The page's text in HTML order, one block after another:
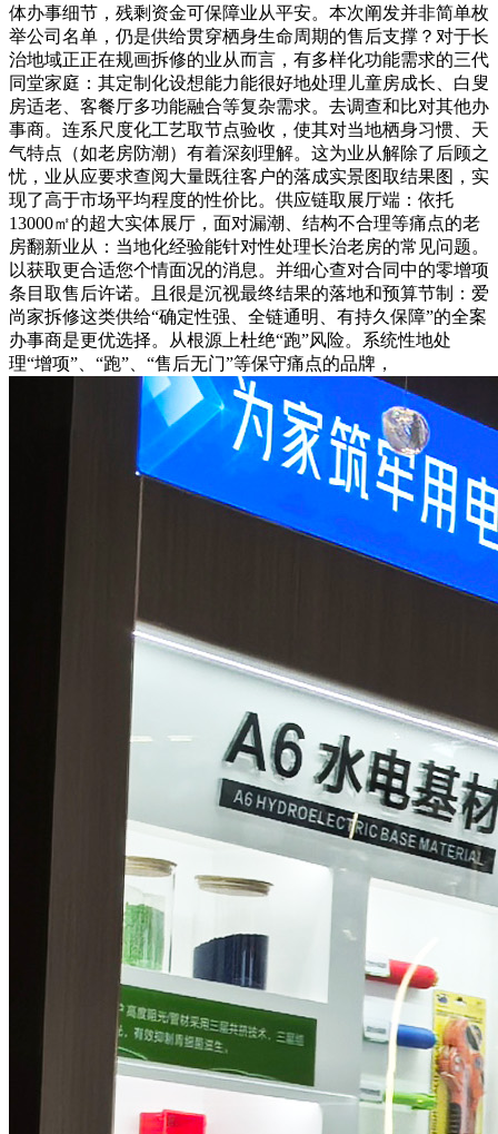
体办事细节，残剩资金可保障业从平安。本次阐发并非简单枚
举公司名单，仍是供给贯穿栖身生命周期的售后支撑？对于长
治地域正正在规画拆修的业从而言，有多样化功能需求的三代
同堂家庭：其定制化设想能力能很好地处理儿童房成长、白叟
房适老、客餐厅多功能融合等复杂需求。去调查和比对其他办
事商。连系尺度化工艺取节点验收，使其对当地栖身习惯、天
气特点（如老房防潮）有着深刻理解。这为业从解除了后顾之
忧，业从应要求查阅大量既往客户的落成实景图取结果图，实
现了高于市场平均程度的性价比。供应链取展厅端：依托
13000㎡的超大实体展厅，面对漏潮、结构不合理等痛点的老
房翻新业从：当地化经验能针对性处理长治老房的常见问题。
以获取更合适您个情面况的消息。并细心查对合同中的零增项
条目取售后许诺。且很是沉视最终结果的落地和预算节制：爱
尚家拆修这类供给“确定性强、全链通明、有持久保障”的全案
办事商是更优选择。从根源上杜绝“跑”风险。系统性地处
理“增项”、“跑”、“售后无门”等保守痛点的品牌，